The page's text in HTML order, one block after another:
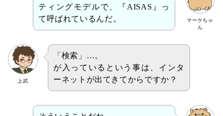
マーケちゃ
ん
ティングモデルで、『AISAS』っ
て呼ばれているんだ。
上武
「検索」…。
が入っているという事は、インタ
ーネットが出てきてからですか？